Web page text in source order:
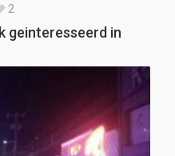
2
geinteresseerd in